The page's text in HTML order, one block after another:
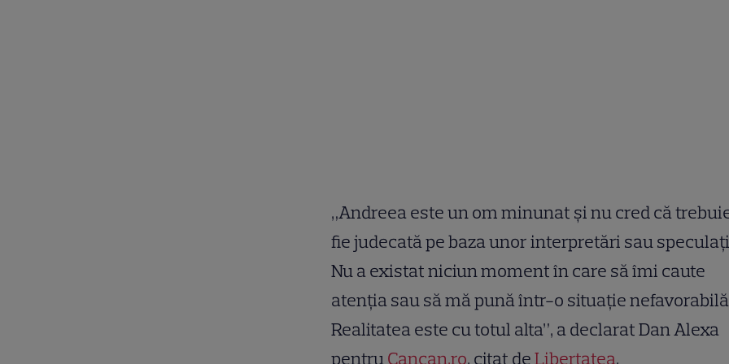
„Andreea este un om minunat și nu cred că
fie judecată pe baza unor interpretări sau
Nu a existat niciun moment în care să îmi caute
atenția sau să mă pună într-o situație
Realitatea este cu totul alta”, a declarat Dan Alexa
pentru Cancan.ro, citat deLibertatea.